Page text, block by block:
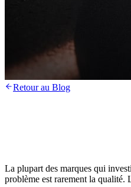
Retour au Blog
La plupart des marques qui
problème est rarement la